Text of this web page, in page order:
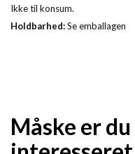
Ikke til konsum.
Holdbarhed:Se emballagen
Måske er du